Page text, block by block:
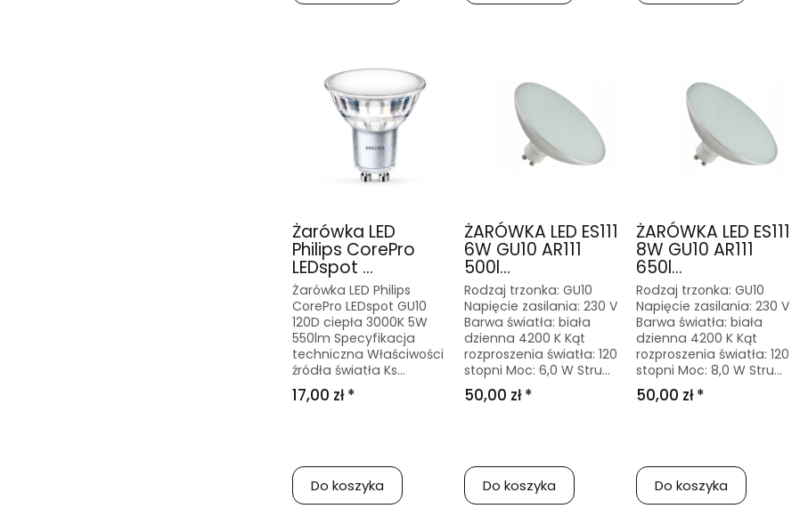
Żarówka LED
Philips CorePro
LEDspot ...
Żarówka LED Philips
CorePro LEDspot GU10
120D ciepła 3000K 5W
550lm Specyfikacja
techniczna Właściwości
źródła światła Ks...
17,00 zł *
Do koszyka
ŻARÓWKA LED ES111
6W GU10 AR111
500l...
Rodzaj trzonka: GU10
Napięcie zasilania: 230 V
Barwa światła: biała
dzienna 4200 K Kąt
rozproszenia światła: 120
stopni Moc: 6,0 W Stru...
50,00 zł *
Do koszyka
ŻARÓWKA LED ES111
8W GU10 AR111
650l...
Rodzaj trzonka: GU10
Napięcie zasilania: 230 V
Barwa światła: biała
dzienna 4200 K Kąt
rozproszenia światła: 120
stopni Moc: 8,0 W Stru...
50,00 zł *
Do koszyka